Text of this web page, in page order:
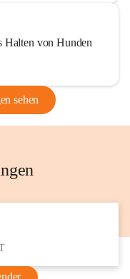
Halten von Hunden
sehen